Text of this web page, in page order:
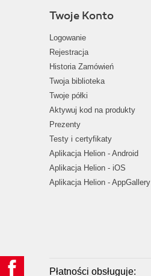
Twoje Konto
Logowanie
Rejestracja
Historia Zamówień
Twoja biblioteka
Twoje półki
Aktywuj kod na produkty
Prezenty
Testy i certyfikaty
Aplikacja Helion - Android
Aplikacja Helion - iOS
Aplikacja Helion - AppGallery
Płatności obsługuje: